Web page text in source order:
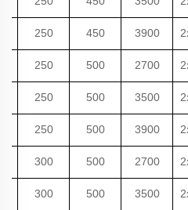
3900
450
250
2700
500
250
3500
500
250
3900
500
250
2700
500
300
3500
500
300